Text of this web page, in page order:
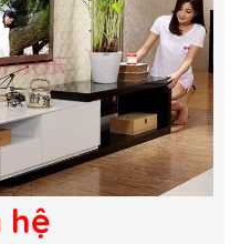
hệ